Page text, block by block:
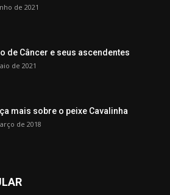
de 2021
de Câncer e seus ascendentes
de 2021
mais sobre o peixe Cavalinha
de 2018